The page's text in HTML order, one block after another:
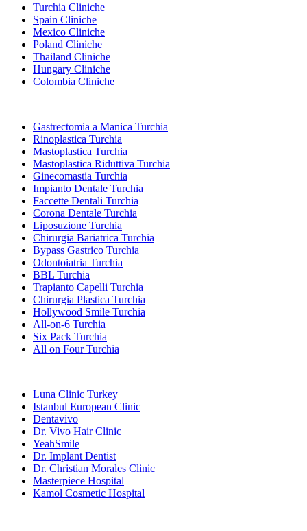
Turchia Cliniche
Spain Cliniche
Mexico Cliniche
Poland Cliniche
Thailand Cliniche
Hungary Cliniche
Colombia Cliniche
Gastrectomia a Manica Turchia
Rinoplastica Turchia
Mastoplastica Turchia
Mastoplastica Riduttiva Turchia
Ginecomastia Turchia
Impianto Dentale Turchia
Faccette Dentali Turchia
Corona Dentale Turchia
Liposuzione Turchia
Chirurgia Bariatrica Turchia
Bypass Gastrico Turchia
Odontoiatria Turchia
BBL Turchia
Trapianto Capelli Turchia
Chirurgia Plastica Turchia
Hollywood Smile Turchia
All-on-6 Turchia
Six Pack Turchia
All on Four Turchia
Luna Clinic Turkey
Istanbul European Clinic
Dentavivo
Dr. Vivo Hair Clinic
YeahSmile
Dr. Implant Dentist
Dr. Christian Morales Clinic
Masterpiece Hospital
Kamol Cosmetic Hospital